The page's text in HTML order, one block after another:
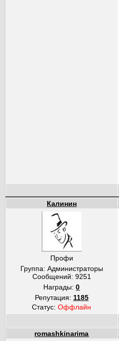
Калинин
Профи
Группа: Администраторы
Сообщений: 9251
Награды:0
Репутация: 1185
Статус:Оффлайн
romashkinarima